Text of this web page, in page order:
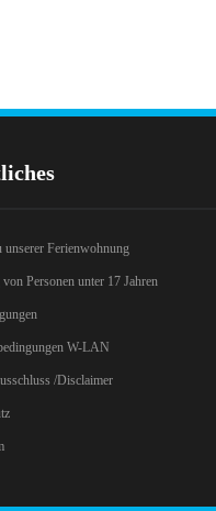
unserer Ferienwohnung
Personen unter 17 Jahren
W-LAN
/Disclaimer